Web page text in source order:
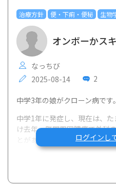
治療方針 便・下痢・便秘 生物
オンボーかス
なっちび
2025-08-14
2
中学3年の娘がクローン病です。
中学1年に発症し、現在は、
け去年、肛門周囲膿瘍で外科
とがある程度で、便も一日一
ますが普通に生活しています
本日、年に1度の内視鏡検査
ログインし